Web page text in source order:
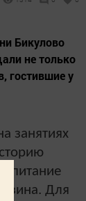
Бикулово
не только
гостившие у
занятиях
Для